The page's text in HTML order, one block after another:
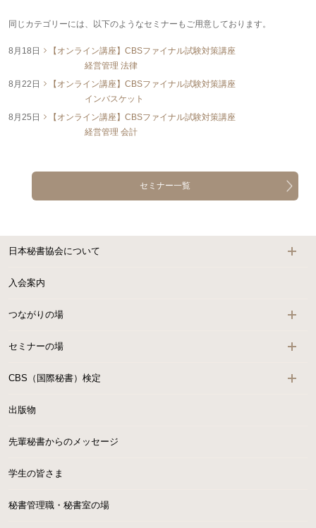
同じカテゴリーには、以下のようなセミナーもご用意しております。
8月18日
【オンライン講座】CBSファイナル試験対策講座
経営管理 法律
8月22日
【オンライン講座】CBSファイナル試験対策講座
インバスケット
8月25日
【オンライン講座】CBSファイナル試験対策講座
経営管理 会計
セミナー一覧
日本秘書協会について
入会案内
つながりの場
セミナーの場
CBS（国際秘書）検定
出版物
先輩秘書からのメッセージ
学生の皆さま
秘書管理職・秘書室の場